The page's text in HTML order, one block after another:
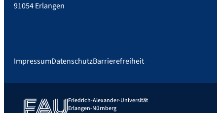
91054 Erlangen
ImpressumDatenschutzBarrierefreiheit
Friedrich-Alexander-Universität
Erlangen-Nürnberg